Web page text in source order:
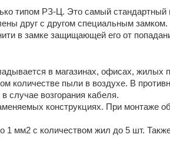
типом РЗ-Ц. Это самый стандартный
друг с другом специальным замком.
в замке защищающей его от
в магазинах, офисах, жилых
количестве пыли в воздухе. В
случае возгорания кабеля.
конструкциях. При монтаже
1 мм2 с количеством жил до 5 шт.